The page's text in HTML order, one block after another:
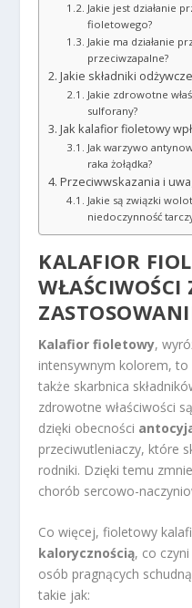
Jakie jest działanie
fioletowego?
Jakie ma działanie
przeciwzapalne?
Jakie składniki
Jakie zdrowotne
sulforany?
Jak kalafior fioletowy
Jak warzywo
raka żołądka?
Przeciwwskazania i
Jakie są związki
niedoczynność
KALAFIOR
Kalafior fioletowy,
intensywnym kolorem,
także skarbnica
zdrowotne właściwości
dzięki obecności
przeciwutleniaczy, które
rodniki. Dzięki temu
chorób sercowo-
Co więcej, fioletowy
kalorycznością, co
osób pragnących
takie jak: